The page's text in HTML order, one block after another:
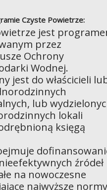
Czyste Powietrze:
jest
przez
Ochrony
Wodnej.
jest do właścicieli
lub
lokali
księgą
źródeł
na nowoczesne
najwyższe